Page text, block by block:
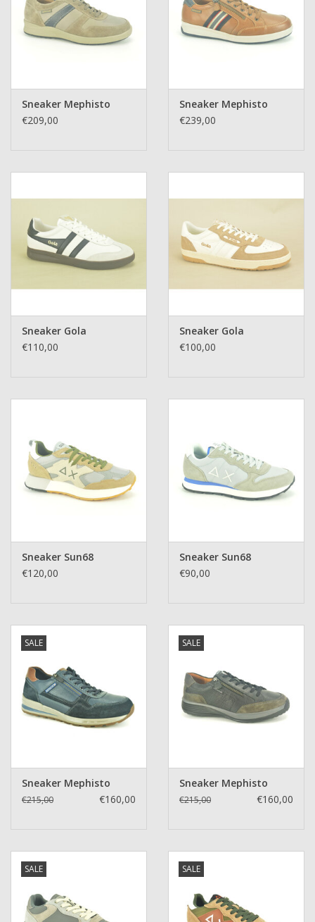
Sneaker Mephisto
€209,00
Sneaker Mephisto
€239,00
Sneaker Gola
€110,00
Sneaker Gola
€100,00
Sneaker Sun68
€120,00
Sneaker Sun68
€90,00
SALE
Sneaker Mephisto
€215,00 €160,00
SALE
Sneaker Mephisto
€215,00 €160,00
SALE SALE